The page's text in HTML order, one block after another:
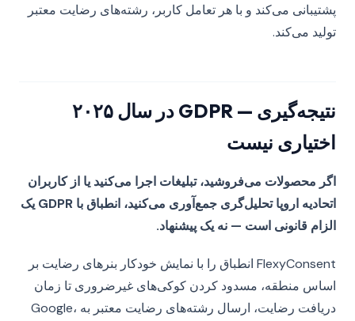
پشتیبانی می‌کند و با هر تعامل کاربر، رشته‌های رضایت معتبر
تولید می‌کند.
نتیجه‌گیری — GDPR در سال ۲۰۲۵
اختیاری نیست
اگر محصولات می‌فروشید، تبلیغات اجرا می‌کنید یا از کاربران
اتحادیه اروپا تحلیل‌گری جمع‌آوری می‌کنید، انطباق با GDPR یک
الزام قانونی است — نه یک پیشنهاد.
FlexyConsent انطباق را با نمایش خودکار بنرهای رضایت بر
اساس منطقه، مسدود کردن کوکی‌های غیرضروری تا زمان
دریافت رضایت، ارسال رشته‌های رضایت معتبر به Google،